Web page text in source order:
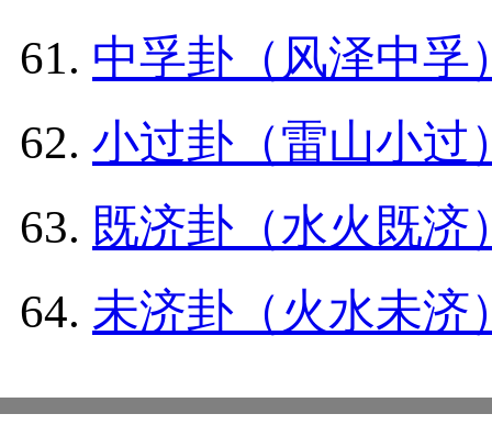
中孚卦（风泽中孚
小过卦（雷山小过
既济卦（水火既济
未济卦（火水未济